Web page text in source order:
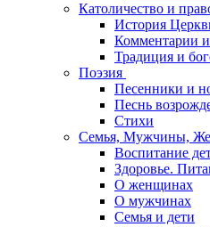
Католичество и
История
Комментарии
Традиция и
Поэзия
Песенники и
Песнь
Стихи
Семья, Мужчины,
Воспитание
Здоровье.
О женщинах
О мужчинах
Семья и дети